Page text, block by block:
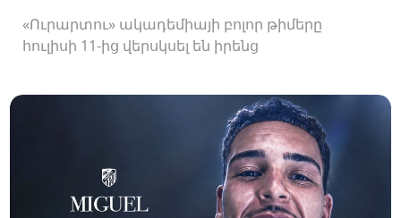
«Ուրարտու» ակադեմիայի բոլոր թիմերը
հուլիսի 11-ից վերսկսել են իրենց